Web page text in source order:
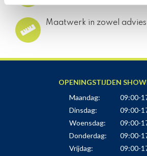
Maatwerk in zowel
OPENINGSTIJDEN
Maandag:
09:00-
Dinsdag:
09:00-
Woensdag:
09:00-
Donderdag:
09:00-
Vrijdag:
09:00-